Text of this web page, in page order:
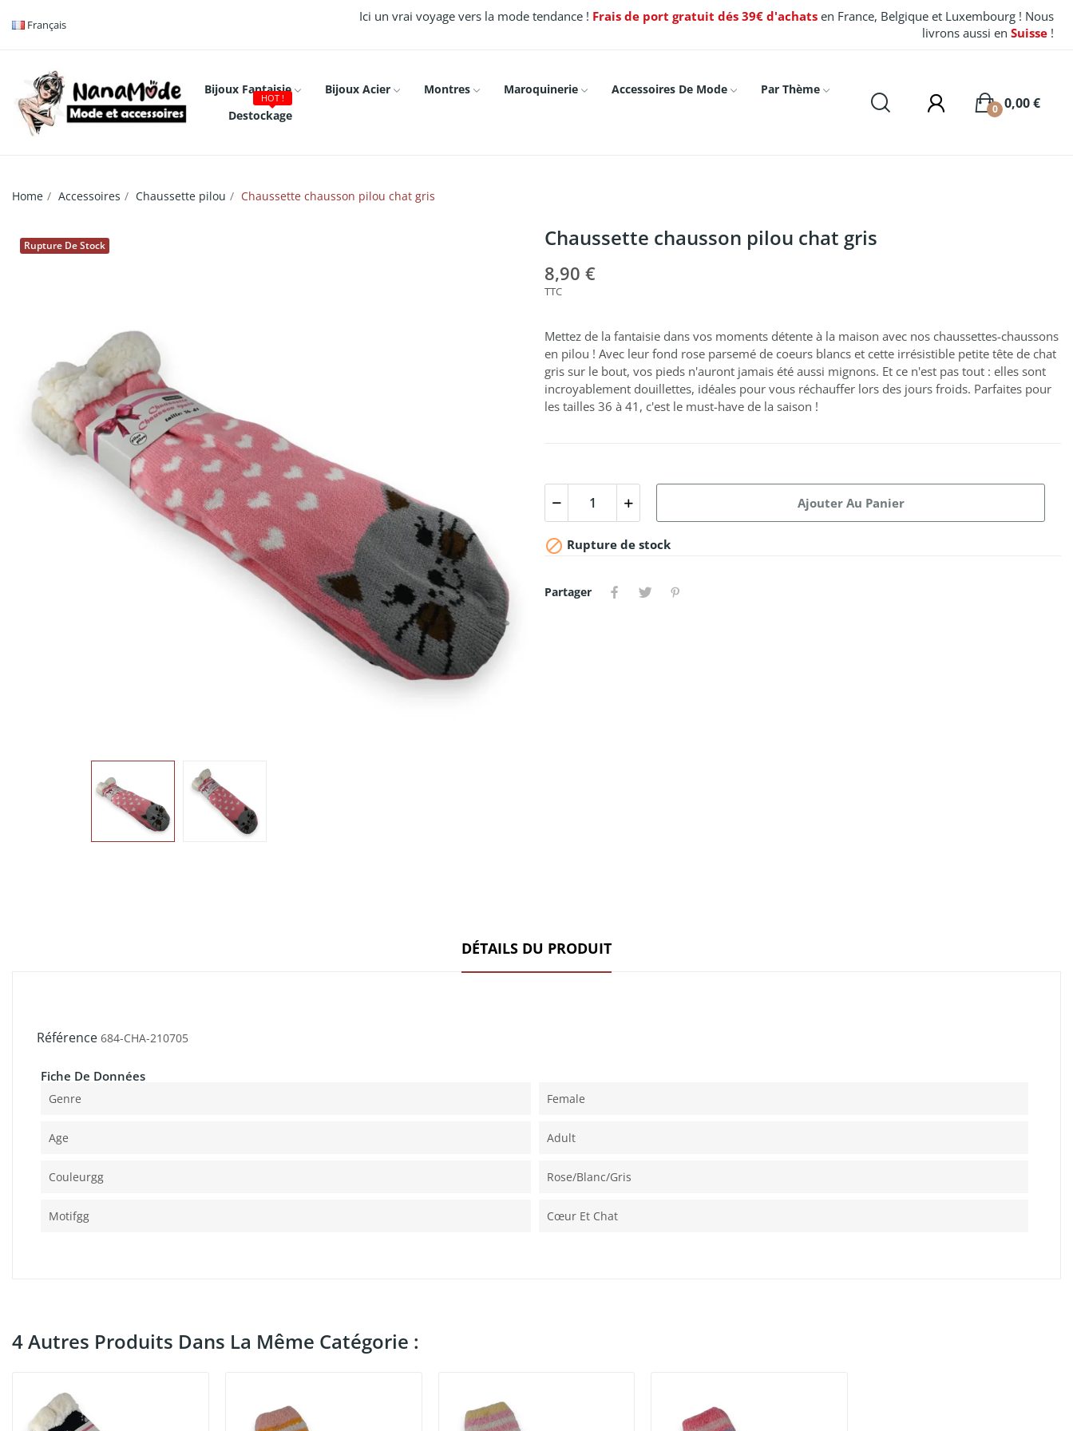
Français
Ici un vrai voyage vers la mode tendance ! Frais de port gratuit dés 39€ d'achats en France, Belgique et Luxembourg ! Nous
livrons aussi enSuisse !
Bijoux Fantaisie Bijoux Acier Montres Maroquinerie Accessoires De Mode
Par Thème
Destockage
HOT ! 0,00 €
0
Home Accessoires Chaussette pilou Chaussette chausson pilou chat gris
Rupture De Stock Chaussette chausson pilou chat gris
8,90 €
TTC
Mettez de la fantaisie dans vos moments détente à la maison avec nos chaussettes-chaussons
en pilou ! Avec leur fond rose parsemé de coeurs blancs et cette irrésistible petite tête de chat
gris sur le bout, vos pieds n'auront jamais été aussi mignons. Et ce n'est pas tout : elles sont
incroyablement douillettes, idéales pour vous réchauffer lors des jours froids. Parfaites pour
les tailles 36 à 41, c'est le must-have de la saison !
Ajouter Au Panier
 Rupture de stock
Partager
DÉTAILS DU PRODUIT
Référence 684-CHA-210705
Fiche De Données
Genre Female
Age Adult
Couleurgg Rose/blanc/gris
Motifgg Cœur Et Chat
4 Autres Produits Dans La Même Catégorie :